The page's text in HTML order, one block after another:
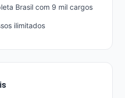
Brasil com 9 mil cargos
ilimitados